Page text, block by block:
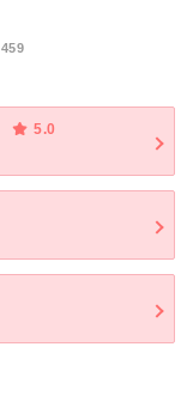
459
5.0